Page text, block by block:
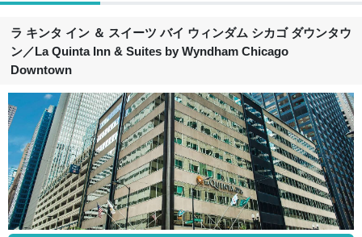
ラ キンタ イン ＆ スイーツ バイ ウィンダム シカゴ ダウンタウ
ン／La Quinta Inn & Suites by Wyndham Chicago
Downtown